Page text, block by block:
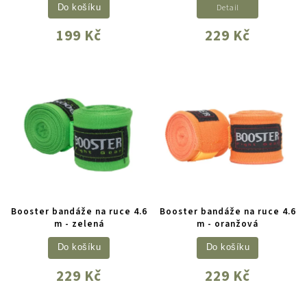
199 Kč
Do košíku
229 Kč
Detail
Booster bandáže na ruce 4.6
m - zelená
229 Kč
Do košíku
Booster bandáže na ruce 4.6
m - oranžová
229 Kč
Do košíku